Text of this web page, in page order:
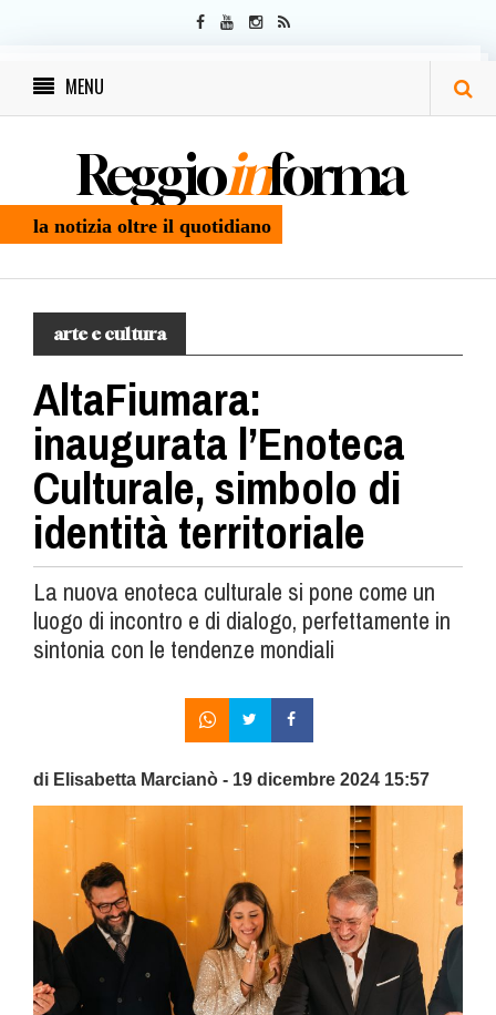
MENU
Reggioinforma
la notizia oltre il quotidiano
arte e cultura
AltaFiumara:
inaugurata l’Enoteca
Culturale, simbolo di
identità territoriale
La nuova enoteca culturale si pone come un
luogo di incontro e di dialogo, perfettamente in
sintonia con le tendenze mondiali
di Elisabetta Marcianò - 19 dicembre 2024 15:57